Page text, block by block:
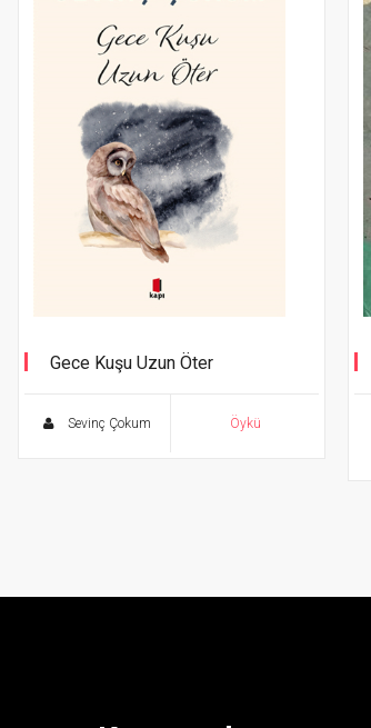
Gece Kuşu Uzun Öter
Sevinç Çokum Öykü